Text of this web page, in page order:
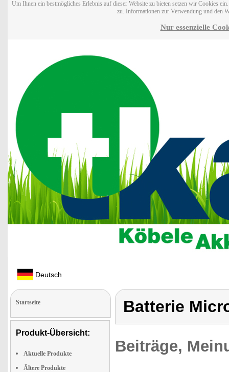
Um Ihnen ein bestmögliches Erlebnis auf dieser Website zu bieten setzen wir Cookies
zu. Informationen zur Verwendung und den
Nur essenzielle
Deutsch
Startseite
Produkt-Übersicht:
Aktuelle Produkte
Ältere Produkte
Batterie
Beiträge,